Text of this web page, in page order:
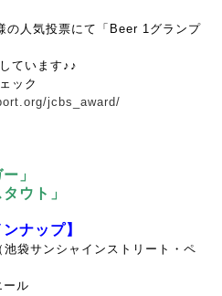
の人気投票にて「Beer 1グランプ
ています♪♪
ェック
jcbs_award/
」
ウト」
ナップ】
袋サンシャインストリート・ペ
ール